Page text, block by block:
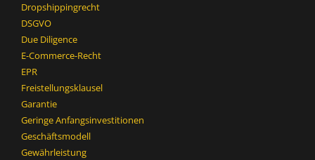
Dropshippingrecht
DSGVO
Due Diligence
E-Commerce-Recht
EPR
Freistellungsklausel
Garantie
Geringe Anfangsinvestitionen
Geschäftsmodell
Gewährleistung